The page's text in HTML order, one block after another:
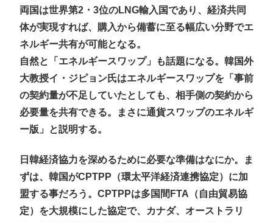
両国は世界第2・3位のLNG輸入国であり、経済共同
体が実現すれば、購入から備蓄に至る幅広い分野でエ
ネルギー共有が可能となる。
自然と「エネルギースワップ」も話題になる。韓国外
大教授イ・ジピョン氏はエネルギースワップを「事前
の契約量が不足していたとしても、相手側の契約から
必要量を共有できる。まさに通貨スワップのエネルギ
ー版」と説明する。
日韓経済協力を深めるために必要な準備はなにか。ま
ずは、韓国がCPTPP（環太平洋経済連携協定）に加
盟する事だろう。CPTPPは多国間FTA（自由貿易協
定）を大規模にした協定で、カナダ、オーストラリ